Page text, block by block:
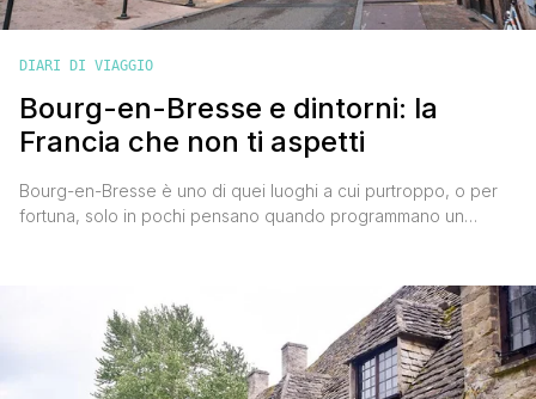
DIARI DI VIAGGIO
Bourg-en-Bresse e dintorni: la
Francia che non ti aspetti
Bourg-en-Bresse è uno di quei luoghi a cui purtroppo, o per
fortuna, solo in pochi pensano quando programmano un
ancora nel mirino del turismo di massa riesce a farsi conoscere
in maniera lenta regalando momenti indimenticabili tra natura,